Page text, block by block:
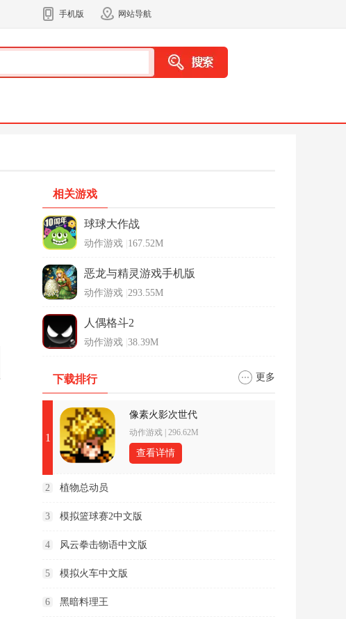
手机版 网站导航
相关游戏
球球大作战
动作游戏 167.52M
恶龙与精灵游戏手机版
动作游戏 293.55M
人偶格斗2
动作游戏 38.39M
下载排行 更多
1
像素火影次世代
动作游戏 296.62M
查看详情
2 植物总动员
3 模拟篮球赛2中文版
4 风云拳击物语中文版
5 模拟火车中文版
6 黑暗料理王